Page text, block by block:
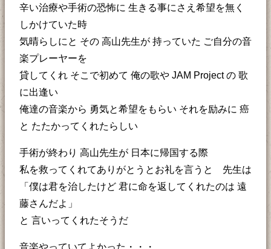
辛い治療や手術の恐怖に 生きる事にさえ希望を無く
しかけていた時
気晴らしにと その 高山先生が 持っていた ご自分の音
楽プレーヤーを
貸してくれ そこで初めて 俺の歌や JAM Project の 歌
に出逢い
俺達の音楽から 勇気と希望をもらい それを励みに 癌
と たたかってくれたらしい
手術が終わり 高山先生が 日本に帰国する際
私を救ってくれてありがとうとお礼を言うと 先生は
「僕は君を治したけど 君に命を返してくれたのは 遠
藤さんだよ」
と 言いってくれたそうだ
音楽やっていてよかった・・・